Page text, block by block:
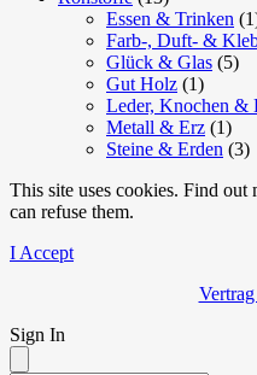
Essen & Trinken
Farb-, Duft- &
Glück & Glas (5)
Gut Holz (1)
Leder, Knochen &
Metall & Erz (1)
Steine & Erden (3)
This site uses cookies. Find
can refuse them.
I Accept
Sign In